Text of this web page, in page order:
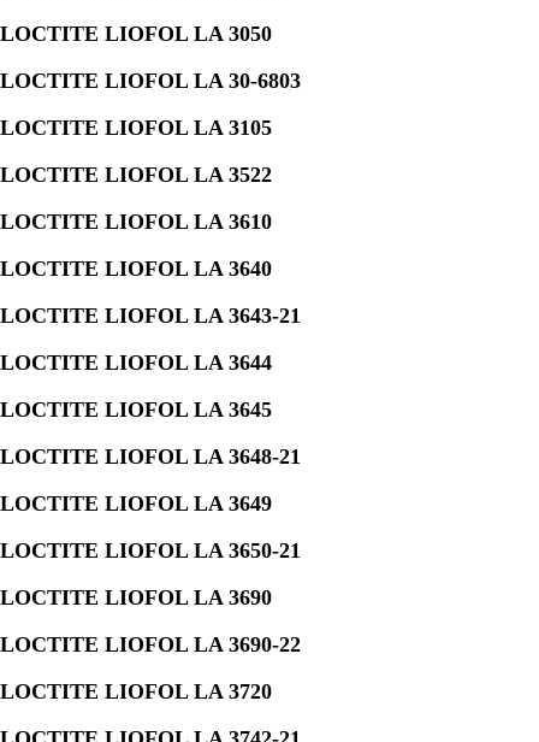
LOCTITE LIOFOL LA 3050
LOCTITE LIOFOL LA 30-6803
LOCTITE LIOFOL LA 3105
LOCTITE LIOFOL LA 3522
LOCTITE LIOFOL LA 3610
LOCTITE LIOFOL LA 3640
LOCTITE LIOFOL LA 3643-21
LOCTITE LIOFOL LA 3644
LOCTITE LIOFOL LA 3645
LOCTITE LIOFOL LA 3648-21
LOCTITE LIOFOL LA 3649
LOCTITE LIOFOL LA 3650-21
LOCTITE LIOFOL LA 3690
LOCTITE LIOFOL LA 3690-22
LOCTITE LIOFOL LA 3720